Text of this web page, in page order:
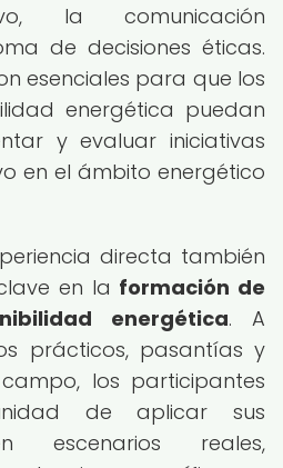
la comunicación
de decisiones éticas.
esenciales para que los
energética puedan
y evaluar iniciativas
en el ámbito energético
directa también
en la formación de
energética. A
prácticos, pasantías y
los participantes
de aplicar sus
escenarios reales,